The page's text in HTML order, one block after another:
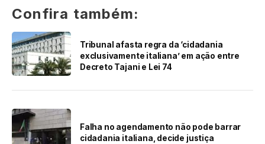
Confira também:
Tribunal afasta regra da ‘cidadania
exclusivamente italiana’ em ação entre
Decreto Tajani e Lei 74
Falha no agendamento não pode barrar
cidadania italiana, decide justiça